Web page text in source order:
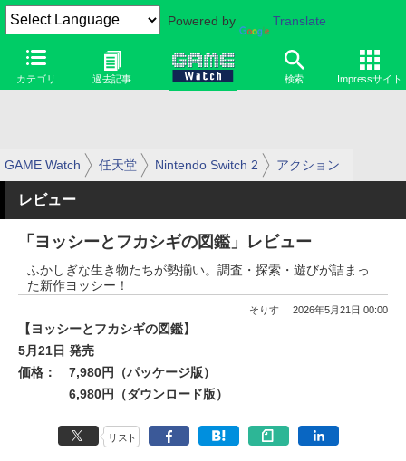
Powered by Translate
カテゴリ 過去記事 検索 Impressサイト
GAME Watch 任天堂 Nintendo Switch 2 アクション
レビュー
「ヨッシーとフカシギの図鑑」レビュー
ふかしぎな生き物たちが勢揃い。調査・探索・遊びが詰まっ
た新作ヨッシー！
そりす 2026年5月21日 00:00
【ヨッシーとフカシギの図鑑】
5月21日 発売
価格：
7,980円（パッケージ版）
6,980円（ダウンロード版）
リスト